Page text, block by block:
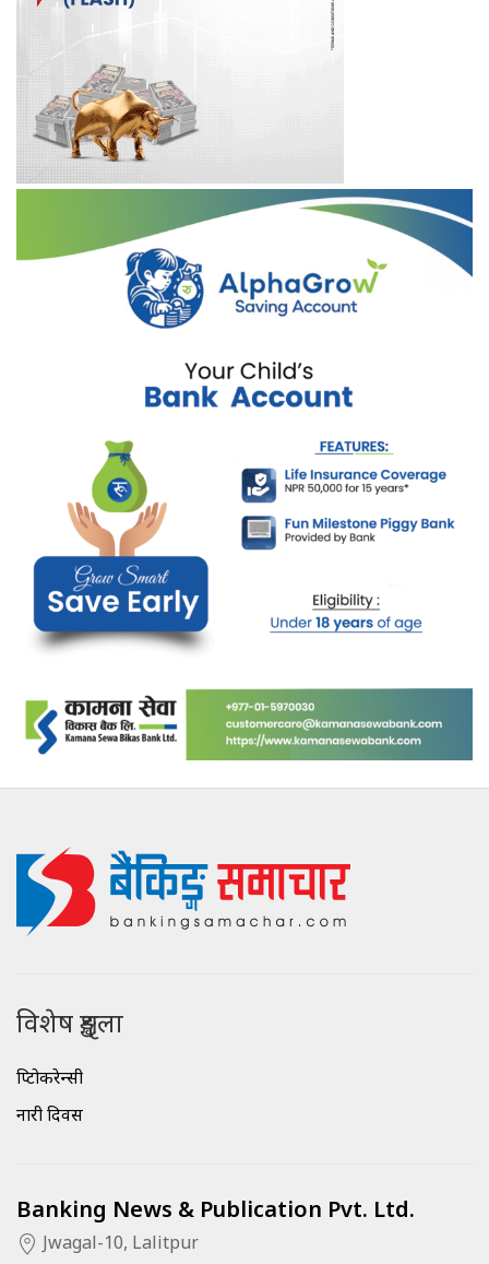
विशेष शृङ्खला
क्रिप्टोकरेन्सी
नारी दिवस
Banking News & Publication Pvt. Ltd.
Jwagal-10, Lalitpur